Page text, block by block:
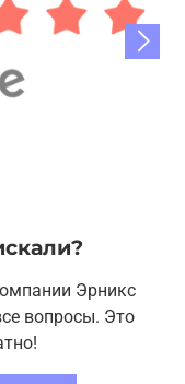
Эрникс
вопросы. Это